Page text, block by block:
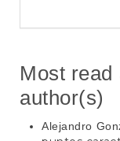
Most
author(s)
Alejandro